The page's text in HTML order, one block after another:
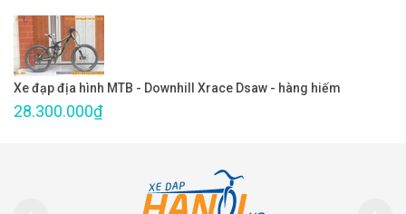
Xe đạp địa hình MTB - Downhill Xrace Dsaw - hàng hiếm
28.300.000₫